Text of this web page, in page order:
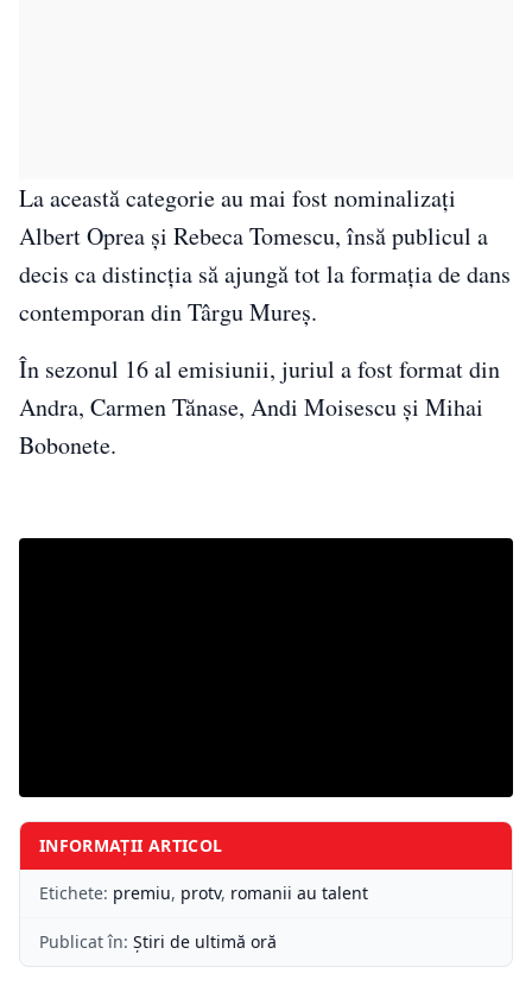
La această categorie au mai fost nominalizați
Albert Oprea și Rebeca Tomescu, însă publicul a
decis ca distincția să ajungă tot la formația de dans
contemporan din Târgu Mureș.
În sezonul 16 al emisiunii, juriul a fost format din
Andra, Carmen Tănase, Andi Moisescu și Mihai
Bobonete.
INFORMAȚII ARTICOL
Etichete: premiu, protv, romanii au talent
Publicat în: Știri de ultimă oră